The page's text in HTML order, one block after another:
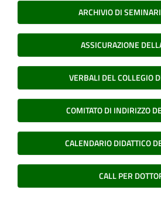
ARCHIVIO DI
ASSICURAZIONE
VERBALI DEL COLLEGIO
COMITATO DI INDIRIZZO
CALENDARIO DIDATTICO
CALL PER